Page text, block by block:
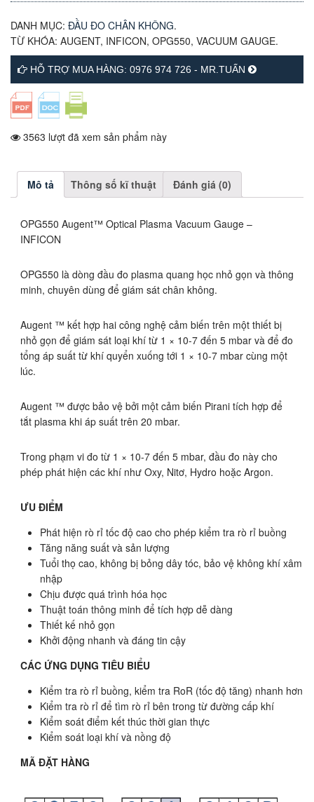
DANH MỤC: ĐẦU ĐO CHÂN KHÔNG.
TỪ KHÓA: AUGENT, INFICON, OPG550, VACUUM GAUGE.
HỖ TRỢ MUA HÀNG: 0976 974 726 - MR.TUẤN
3563 lượt đã xem sản phẩm này
Mô tả Thông số kĩ thuật Đánh giá (0)
OPG550 Augent™ Optical Plasma Vacuum Gauge –
INFICON
OPG550 là dòng đầu đo plasma quang học nhỏ gọn và thông
minh, chuyên dùng để giám sát chân không.
Augent ™ kết hợp hai công nghệ cảm biến trên một thiết bị
nhỏ gọn để giám sát loại khí từ 1 × 10-7 đến 5 mbar và để đo
tổng áp suất từ khí quyển xuống tới 1 × 10-7 mbar cùng một
lúc.
Augent ™ được bảo vệ bởi một cảm biến Pirani tích hợp để
tắt plasma khi áp suất trên 20 mbar.
Trong phạm vi đo từ 1 × 10-7 đến 5 mbar, đầu đo này cho
phép phát hiện các khí như Oxy, Nitơ, Hydro hoặc Argon.
ƯU ĐIỂM
Phát hiện rò rỉ tốc độ cao cho phép kiểm tra rò rỉ buồng
Tăng năng suất và sản lượng
Tuổi thọ cao, không bị bỏng dây tóc, bảo vệ không khí xâm
nhập
Chịu được quá trình hóa học
Thuật toán thông minh để tích hợp dễ dàng
Thiết kế nhỏ gọn
Khởi động nhanh và đáng tin cậy
CÁC ỨNG DỤNG TIÊU BIỂU
Kiểm tra rò rỉ buồng, kiểm tra RoR (tốc độ tăng) nhanh hơn
Kiểm tra rò rỉ để tìm rò rỉ bên trong từ đường cấp khí
Kiểm soát điểm kết thúc thời gian thực
Kiểm soát loại khí và nồng độ
MÃ ĐẶT HÀNG